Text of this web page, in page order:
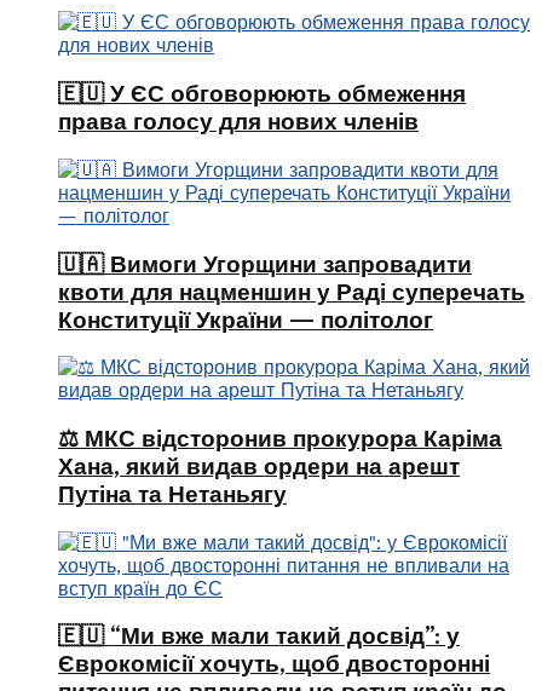
🇪🇺 У ЄС обговорюють обмеження
права голосу для нових членів
🇺🇦 Вимоги Угорщини запровадити
квоти для нацменшин у Раді суперечать
Конституції України — політолог
⚖️ МКС відсторонив прокурора Каріма
Хана, який видав ордери на арешт
Путіна та Нетаньягу
🇪🇺 “Ми вже мали такий досвід”: у
Єврокомісії хочуть, щоб двосторонні